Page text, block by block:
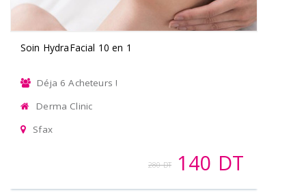
Soin HydraFacial 10 en 1
Déja 6 Acheteurs !
Derma Clinic
Sfax
140 DT
280 DT